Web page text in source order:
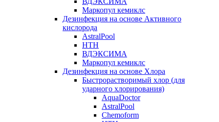
Маркопул кемиклс
Дезинфекция на основе Активного
кислорода
AstralPool
HTH
ВДЭКСИМА
Маркопул кемиклс
Дезинфекция на основе Хлора
Быстрорастворимый хлор (для
ударного хлорирования)
AquaDoctor
AstralPool
Chemoform